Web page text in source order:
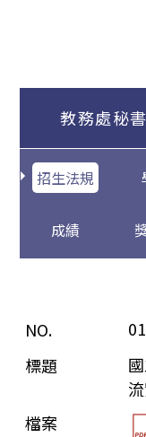
教務處秘
招生法規
成績
01